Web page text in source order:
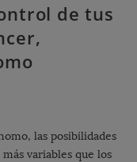
de tus
las posibilidades
variables que los